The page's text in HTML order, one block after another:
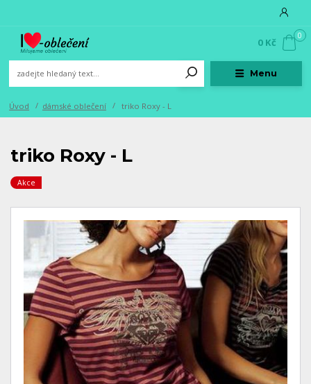
Menu
0
0 Kč
Úvod dámské oblečení triko Roxy - L
triko Roxy - L
Akce